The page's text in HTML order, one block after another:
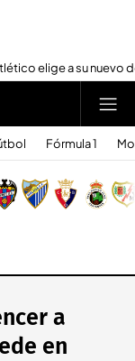
elige a su nuevo
Fórmula 1
a
en